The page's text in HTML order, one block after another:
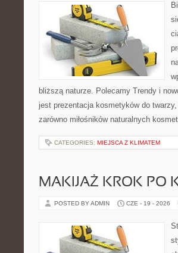
bliższą naturze. Polecamy Trendy i
jest prezentacja kosmetyków do
zarówno miłośników naturalnych
CATEGORIES: MIEJSCA Z KLIMATEM
MAKIJAŻ KROK PO
POSTED BY ADMIN CZE - 19 - 2026